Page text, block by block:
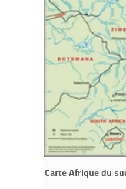
Carte Afrique du